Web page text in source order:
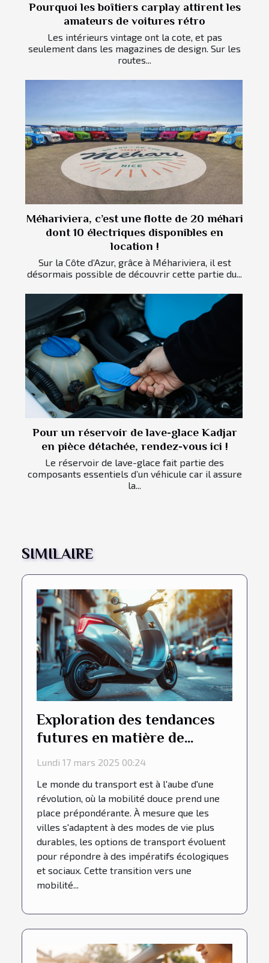
Pourquoi les boîtiers carplay attirent les
amateurs de voitures rétro
Les intérieurs vintage ont la cote, et pas
seulement dans les magazines de design. Sur les
routes...
Méhariviera, c’est une flotte de 20 méhari
dont 10 électriques disponibles en
location !
Sur la Côte d’Azur, grâce à Méhariviera, il est
désormais possible de découvrir cette partie du...
Pour un réservoir de lave-glace Kadjar
en pièce détachée, rendez-vous ici !
Le réservoir de lave-glace fait partie des
composants essentiels d’un véhicule car il assure
la...
SIMILAIRE
Exploration des tendances
futures en matière de
mobilité douce et transport
Lundi 17 mars 2025 00:24
Le monde du transport est à l'aube d'une
révolution, où la mobilité douce prend une
place prépondérante. À mesure que les
villes s'adaptent à des modes de vie plus
durables, les options de transport évoluent
pour répondre à des impératifs écologiques
et sociaux. Cette transition vers une
mobilité...